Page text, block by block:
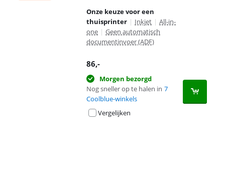
Onze keuze voor een
thuisprinter | Inkjet | All-in-
one | Geen automatisch
documentinvoer (ADF)
86,-
Morgen bezorgd
Nog sneller op te halen in 7
Coolblue-winkels
Vergelijken